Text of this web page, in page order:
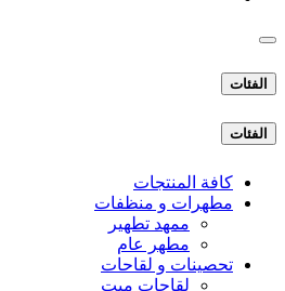
الفئات
الفئات
كافة المنتجات
مطهرات و منظفات
ممهد تطهير
مطهر عام
تحصينات و لقاحات
لقاحات ميت